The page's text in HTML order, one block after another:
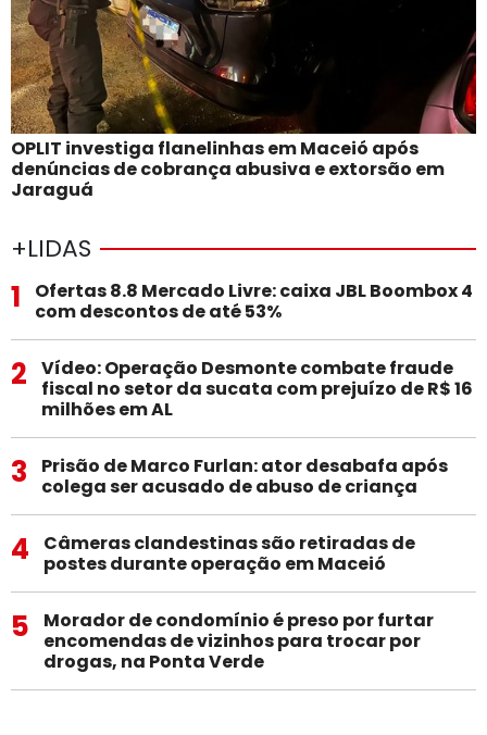
OPLIT investiga flanelinhas em Maceió após
denúncias de cobrança abusiva e extorsão em
Jaraguá
+LIDAS
1
Ofertas 8.8 Mercado Livre: caixa JBL Boombox 4
com descontos de até 53%
2
Vídeo: Operação Desmonte combate fraude
fiscal no setor da sucata com prejuízo de R$ 16
milhões em AL
3
Prisão de Marco Furlan: ator desabafa após
colega ser acusado de abuso de criança
4
Câmeras clandestinas são retiradas de
postes durante operação em Maceió
5
Morador de condomínio é preso por furtar
encomendas de vizinhos para trocar por
drogas, na Ponta Verde